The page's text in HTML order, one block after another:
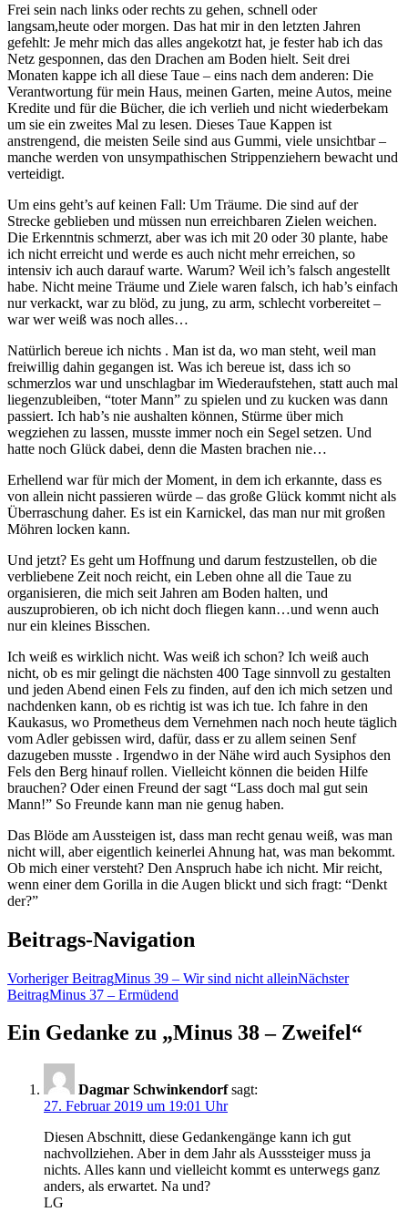
Frei sein nach links oder rechts zu gehen, schnell oder
langsam,heute oder morgen. Das hat mir in den letzten Jahren
gefehlt: Je mehr mich das alles angekotzt hat, je fester hab ich das
Netz gesponnen, das den Drachen am Boden hielt. Seit drei
Monaten kappe ich all diese Taue – eins nach dem anderen: Die
Verantwortung für mein Haus, meinen Garten, meine Autos, meine
Kredite und für die Bücher, die ich verlieh und nicht wiederbekam
um sie ein zweites Mal zu lesen. Dieses Taue Kappen ist
anstrengend, die meisten Seile sind aus Gummi, viele unsichtbar –
manche werden von unsympathischen Strippenziehern bewacht und
verteidigt.
Um eins geht’s auf keinen Fall: Um Träume. Die sind auf der
Strecke geblieben und müssen nun erreichbaren Zielen weichen.
Die Erkenntnis schmerzt, aber was ich mit 20 oder 30 plante, habe
ich nicht erreicht und werde es auch nicht mehr erreichen, so
intensiv ich auch darauf warte. Warum? Weil ich’s falsch angestellt
habe. Nicht meine Träume und Ziele waren falsch, ich hab’s einfach
nur verkackt, war zu blöd, zu jung, zu arm, schlecht vorbereitet –
war wer weiß was noch alles…
Natürlich bereue ich nichts . Man ist da, wo man steht, weil man
freiwillig dahin gegangen ist. Was ich bereue ist, dass ich so
schmerzlos war und unschlagbar im Wiederaufstehen, statt auch mal
liegenzubleiben, “toter Mann” zu spielen und zu kucken was dann
passiert. Ich hab’s nie aushalten können, Stürme über mich
wegziehen zu lassen, musste immer noch ein Segel setzen. Und
hatte noch Glück dabei, denn die Masten brachen nie…
Erhellend war für mich der Moment, in dem ich erkannte, dass es
von allein nicht passieren würde – das große Glück kommt nicht als
Überraschung daher. Es ist ein Karnickel, das man nur mit großen
Möhren locken kann.
Und jetzt? Es geht um Hoffnung und darum festzustellen, ob die
verbliebene Zeit noch reicht, ein Leben ohne all die Taue zu
organisieren, die mich seit Jahren am Boden halten, und
auszuprobieren, ob ich nicht doch fliegen kann…und wenn auch
nur ein kleines Bisschen.
Ich weiß es wirklich nicht. Was weiß ich schon? Ich weiß auch
nicht, ob es mir gelingt die nächsten 400 Tage sinnvoll zu gestalten
und jeden Abend einen Fels zu finden, auf den ich mich setzen und
nachdenken kann, ob es richtig ist was ich tue. Ich fahre in den
Kaukasus, wo Prometheus dem Vernehmen nach noch heute täglich
vom Adler gebissen wird, dafür, dass er zu allem seinen Senf
dazugeben musste . Irgendwo in der Nähe wird auch Sysiphos den
Fels den Berg hinauf rollen. Vielleicht können die beiden Hilfe
brauchen? Oder einen Freund der sagt “Lass doch mal gut sein
Mann!” So Freunde kann man nie genug haben.
Das Blöde am Aussteigen ist, dass man recht genau weiß, was man
nicht will, aber eigentlich keinerlei Ahnung hat, was man bekommt.
Ob mich einer versteht? Den Anspruch habe ich nicht. Mir reicht,
wenn einer dem Gorilla in die Augen blickt und sich fragt: “Denkt
der?”
Beitrags-Navigation
Vorheriger BeitragMinus 39 – Wir sind nicht alleinNächster
BeitragMinus 37 – Ermüdend
Ein Gedanke zu „Minus 38 – Zweifel“
Dagmar Schwinkendorf sagt:
27. Februar 2019 um 19:01 Uhr
Diesen Abschnitt, diese Gedankengänge kann ich gut
nachvollziehen. Aber in dem Jahr als Ausssteiger muss ja
nichts. Alles kann und vielleicht kommt es unterwegs ganz
anders, als erwartet. Na und?
LG